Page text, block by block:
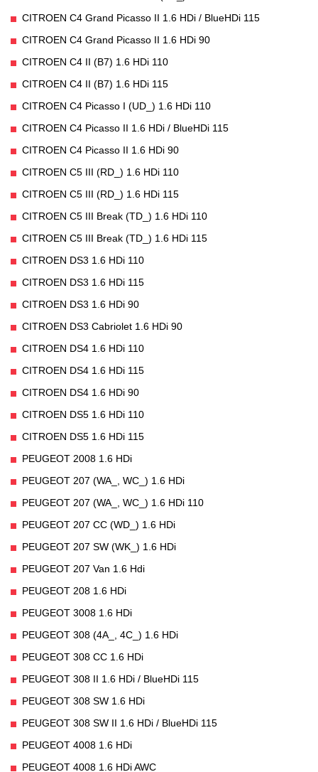
CITROEN C4 Grand Picasso II 1.6 HDi / BlueHDi 115
CITROEN C4 Grand Picasso II 1.6 HDi 90
CITROEN C4 II (B7) 1.6 HDi 110
CITROEN C4 II (B7) 1.6 HDi 115
CITROEN C4 Picasso I (UD_) 1.6 HDi 110
CITROEN C4 Picasso II 1.6 HDi / BlueHDi 115
CITROEN C4 Picasso II 1.6 HDi 90
CITROEN C5 III (RD_) 1.6 HDi 110
CITROEN C5 III (RD_) 1.6 HDi 115
CITROEN C5 III Break (TD_) 1.6 HDi 110
CITROEN C5 III Break (TD_) 1.6 HDi 115
CITROEN DS3 1.6 HDi 110
CITROEN DS3 1.6 HDi 115
CITROEN DS3 1.6 HDi 90
CITROEN DS3 Cabriolet 1.6 HDi 90
CITROEN DS4 1.6 HDi 110
CITROEN DS4 1.6 HDi 115
CITROEN DS4 1.6 HDi 90
CITROEN DS5 1.6 HDi 110
CITROEN DS5 1.6 HDi 115
PEUGEOT 2008 1.6 HDi
PEUGEOT 207 (WA_, WC_) 1.6 HDi
PEUGEOT 207 (WA_, WC_) 1.6 HDi 110
PEUGEOT 207 CC (WD_) 1.6 HDi
PEUGEOT 207 SW (WK_) 1.6 HDi
PEUGEOT 207 Van 1.6 Hdi
PEUGEOT 208 1.6 HDi
PEUGEOT 3008 1.6 HDi
PEUGEOT 308 (4A_, 4C_) 1.6 HDi
PEUGEOT 308 CC 1.6 HDi
PEUGEOT 308 II 1.6 HDi / BlueHDi 115
PEUGEOT 308 SW 1.6 HDi
PEUGEOT 308 SW II 1.6 HDi / BlueHDi 115
PEUGEOT 4008 1.6 HDi
PEUGEOT 4008 1.6 HDi AWC